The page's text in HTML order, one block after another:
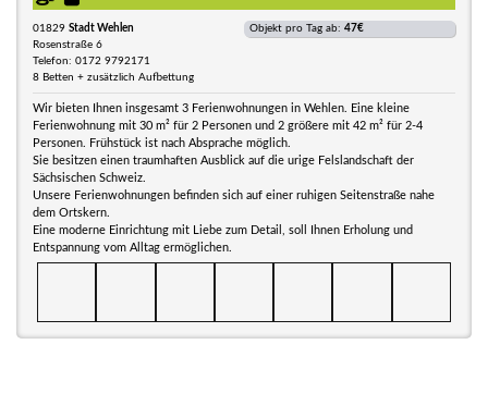
01829 Stadt Wehlen
Rosenstraße 6
Telefon: 0172 9792171
8 Betten + zusätzlich Aufbettung
Objekt pro Tag ab: 47€
Wir bieten Ihnen insgesamt 3 Ferienwohnungen in Wehlen. Eine kleine
Ferienwohnung mit 30 m² für 2 Personen und 2 größere mit 42 m² für 2-4
Personen. Frühstück ist nach Absprache möglich.
Sie besitzen einen traumhaften Ausblick auf die urige Felslandschaft der
Sächsischen Schweiz.
Unsere Ferienwohnungen befinden sich auf einer ruhigen Seitenstraße nahe
dem Ortskern.
Eine moderne Einrichtung mit Liebe zum Detail, soll Ihnen Erholung und
Entspannung vom Alltag ermöglichen.